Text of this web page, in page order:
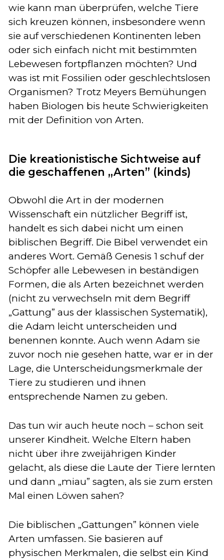
wie kann man überprüfen, welche Tiere
sich kreuzen können, insbesondere wenn
sie auf verschiedenen Kontinenten leben
oder sich einfach nicht mit bestimmten
Lebewesen fortpflanzen möchten? Und
was ist mit Fossilien oder geschlechtslosen
Organismen? Trotz Meyers Bemühungen
haben Biologen bis heute Schwierigkeiten
mit der Definition von Arten.
Die kreationistische Sichtweise auf
die geschaffenen „Arten” (kinds)
Obwohl die Art in der modernen
Wissenschaft ein nützlicher Begriff ist,
handelt es sich dabei nicht um einen
biblischen Begriff. Die Bibel verwendet ein
anderes Wort. Gemäß Genesis 1 schuf der
Schöpfer alle Lebewesen in beständigen
Formen, die als Arten bezeichnet werden
(nicht zu verwechseln mit dem Begriff
„Gattung” aus der klassischen Systematik),
die Adam leicht unterscheiden und
benennen konnte. Auch wenn Adam sie
zuvor noch nie gesehen hatte, war er in der
Lage, die Unterscheidungsmerkmale der
Tiere zu studieren und ihnen
entsprechende Namen zu geben.
Das tun wir auch heute noch – schon seit
unserer Kindheit. Welche Eltern haben
nicht über ihre zweijährigen Kinder
gelacht, als diese die Laute der Tiere lernten
und dann „miau” sagten, als sie zum ersten
Mal einen Löwen sahen?
Die biblischen „Gattungen” können viele
Arten umfassen. Sie basieren auf
physischen Merkmalen, die selbst ein Kind